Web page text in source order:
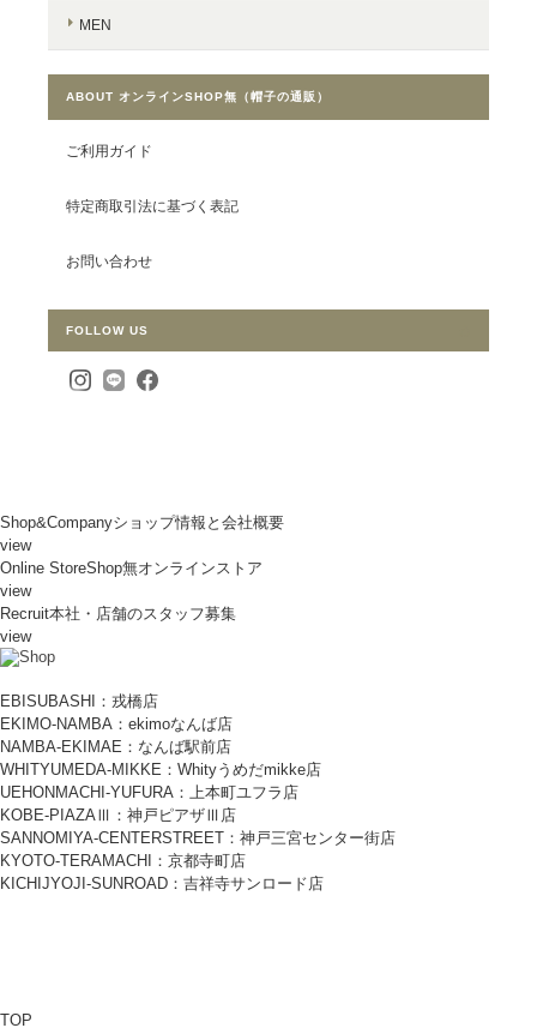
MEN
ABOUT オンラインSHOP無（帽子の通販）
ご利用ガイド
特定商取引法に基づく表記
お問い合わせ
FOLLOW US
Shop&Companyショップ情報と会社概要
view
Online StoreShop無オンラインストア
view
Recruit本社・店舗のスタッフ募集
view
EBISUBASHI：戎橋店
EKIMO-NAMBA：ekimoなんば店
NAMBA-EKIMAE：なんば駅前店
WHITYUMEDA-MIKKE：Whityうめだmikke店
UEHONMACHI-YUFURA：上本町ユフラ店
KOBE-PIAZAⅢ：神戸ピアザⅢ店
SANNOMIYA-CENTERSTREET：神戸三宮センター街店
KYOTO-TERAMACHI：京都寺町店
KICHIJYOJI-SUNROAD：吉祥寺サンロード店
TOP